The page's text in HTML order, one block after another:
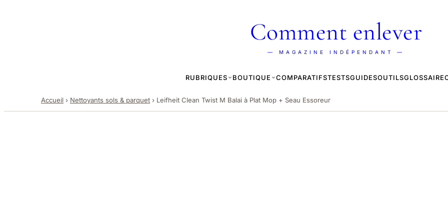
Comment enlever
— MAGAZINE INDÉPENDANT —
RUBRIQUES BOUTIQUE COMPARATIFSTESTSGUIDESOUTILSGLOSSAIRE
Accueil › Nettoyants sols & parquet › Leifheit Clean Twist M Balai à Plat Mop + Seau Essoreur